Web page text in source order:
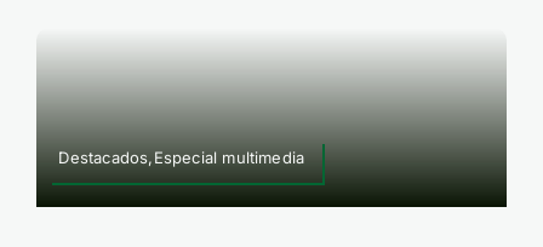
Destacados,Especial multimedia